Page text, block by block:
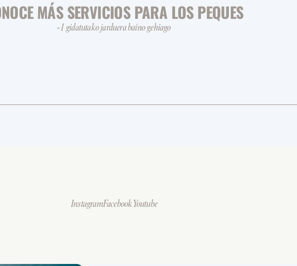
MÁS SERVICIOS PARA LOS PEQUES
-1 gidatutako jarduera baino gehiago
InstagramFacebookYoutube